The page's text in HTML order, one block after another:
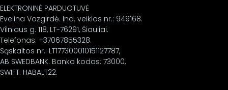
ELEKTRONINĖ PARDUOTUVĖ
Evelina Vozgirdė. Ind. veiklos nr.: 949168.
Vilniaus g. 118, LT-76291, Šiauliai.
Telefonas: +37067855328.
Sąskaitos nr.: LT177300010151127787,
AB SWEDBANK. Banko kodas: 73000,
SWIFT: HABALT22.